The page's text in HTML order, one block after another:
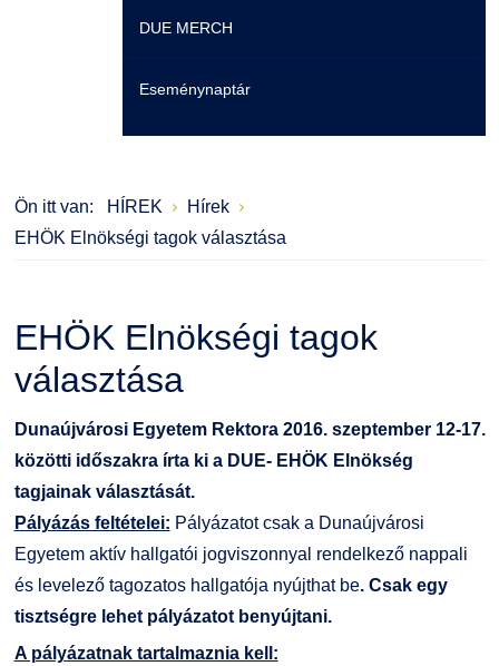
Moodle
Átjelentkezőknek
Karrier
EHÖK
Hallgatókra érvényes szabályzatok
Ösztöndíjak
Kiemelt ösztöndíjak
Nemzetközi Lehetőségek
Könyvtár
Szakmentori rendszer
Felnőttképzés
HASIT
Neptun
Moodle
K+F+I
Átjelentkezőknek
Családbarát Szolgáltató
Dokumentumok
Érdekvédelmi testületek
Szervezeti felépítés
Szabályzatok
Díjak, elismerések
Telefonkönyv
Minőségirányítás
Intézményi és Tanulmányi Tájékoztató
Együttműködő partnereink
DUE MERCH
Eseménynaptár
Ön itt van: HÍREK
Hírek
EHÖK Elnökségi tagok választása
EHÖK Elnökségi tagok
választása
Dunaújvárosi Egyetem Rektora 2016. szeptember 12-17.
közötti időszakra írta ki a DUE- EHÖK Elnökség
tagjainak választását.
Pályázás feltételei: Pályázatot csak a Dunaújvárosi
Egyetem aktív hallgatói jogviszonnyal rendelkező nappali
és levelező tagozatos hallgatója nyújthat be. Csak egy
tisztségre lehet pályázatot benyújtani.
A pályázatnak tartalmaznia kell: